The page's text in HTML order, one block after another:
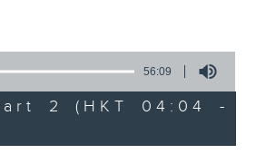
56:09
2 (HKT 04:04 -